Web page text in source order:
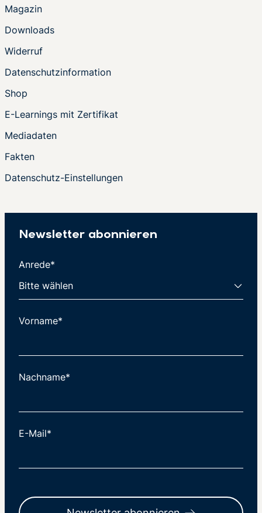
Magazin
Downloads
Widerruf
Datenschutzinformation
Shop
E-Learnings mit Zertifikat
Mediadaten
Fakten
Datenschutz-Einstellungen
Newsletter abonnieren
Anrede*
Vorname*
Nachname*
E-Mail*